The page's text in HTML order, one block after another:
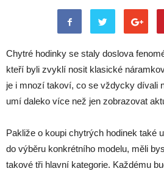
Chytré hodinky se staly doslova
kteří byli zvyklí nosit klasické
je i mnozí takoví, co se vždycky dívali
umí daleko více než jen zobrazovat
Pakliže o koupi chytrých hodinek také
do výběru konkrétního modelu, měli
takové tři hlavní kategorie. Každému